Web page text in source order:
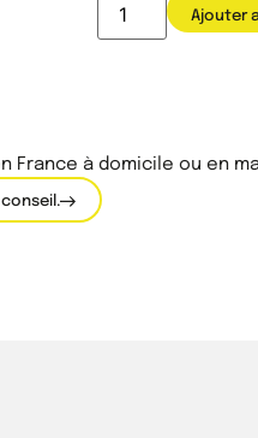
Ajouter
France à domicile ou en